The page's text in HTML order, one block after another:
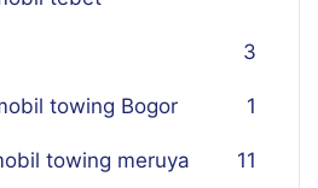
3
towing Bogor 1
towing meruya 11